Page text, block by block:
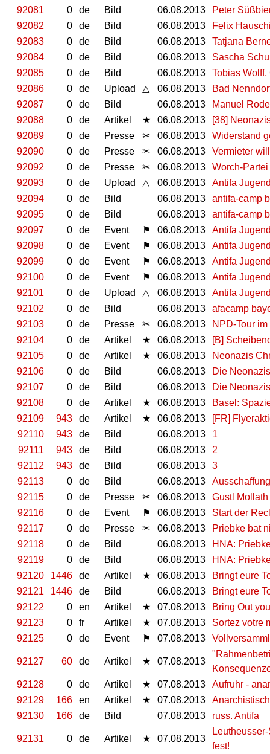
92081
0 de Bild 06.08.2013
Peter
92082
0 de Bild 06.08.2013
Felix
92083
0 de Bild 06.08.2013
Tatjana
92084
0 de Bild 06.08.2013
Sascha
92085
0 de Bild 06.08.2013
Tobias
92086
0 de Upload △ 06.08.2013
Bad
92087
0 de Bild 06.08.2013
Manuel
92088
0 de Artikel ★ 06.08.2013
[38]
92089
0 de Presse ✂ 06.08.2013
Widerstand
92090
0 de Presse ✂ 06.08.2013
Vermieter
92092
0 de Presse ✂ 06.08.2013
Worch-
92093
0 de Upload △ 06.08.2013
Antifa
92094
0 de Bild 06.08.2013
antifa-camp
92095
0 de Bild 06.08.2013
antifa-camp
92097
0 de Event ⚑ 06.08.2013
Antifa
92098
0 de Event ⚑ 06.08.2013
Antifa
92099
0 de Event ⚑ 06.08.2013
Antifa
92100
0 de Event ⚑ 06.08.2013
Antifa
92101
0 de Upload △ 06.08.2013
Antifa
92102
0 de Bild 06.08.2013
afacamp
92103
0 de Presse ✂ 06.08.2013
NPD-Tour
92104
0 de Artikel ★ 06.08.2013
[B]
92105
0 de Artikel ★ 06.08.2013
Neonazis
92106
0 de Bild 06.08.2013
Die
92107
0 de Bild 06.08.2013
Die
92108
0 de Artikel ★ 06.08.2013
Basel:
92109
943 de Artikel ★ 06.08.2013
[FR]
92110
943 de Bild 06.08.2013
1
92111
943 de Bild 06.08.2013
2
92112
943 de Bild 06.08.2013
3
92113
0 de Bild 06.08.2013
92115
0 de Presse ✂ 06.08.2013
Gustl
92116
0 de Event ⚑ 06.08.2013
Start der
92117
0 de Presse ✂ 06.08.2013
Priebke bat
92118
0 de Bild 06.08.2013
HNA:
92119
0 de Bild 06.08.2013
HNA:
92120
1446 de Artikel ★ 06.08.2013
Bringt eure
92121
1446 de Bild 06.08.2013
Bringt eure
92122
0 en Artikel ★ 07.08.2013
Bring Out
92123
0 fr Artikel ★ 07.08.2013
Sortez votre
92125
0 de Event ⚑ 07.08.2013
92127 60 de Artikel ★ 07.08.2013
92128
0 de Artikel ★ 07.08.2013
Aufruhr -
92129
166 en Artikel ★ 07.08.2013
92130
166 de Bild 07.08.2013 russ. Antifa
92131 0 de Artikel ★ 07.08.2013
fest!